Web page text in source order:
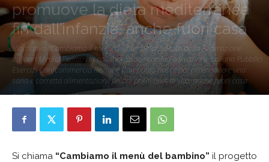
promuove la dieta mediterranea
fin dall’infanzia, anche fuori casa
L'iniziativa "Cambiamo il menù del bambino", ideata dalla Federazione
Italiana Medici Pediatri in collaborazione con la Federazione Italiana Pubblici
Esercizi Confcommercio Regione Campania nasce per promuovere una
sana e corretta alimentazione fin dai primi anni di vita, anche fuori casa
Staff 7 Maggio 2026
Si chiama “Cambiamo il menù del bambino” il progetto